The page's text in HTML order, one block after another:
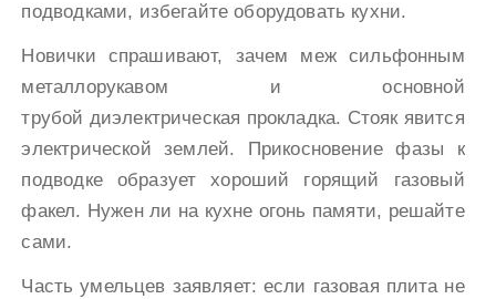
подводками, избегайте оборудовать кухни.
Новички спрашивают, зачем меж сильфонным
металлорукавом и основной
трубой диэлектрическая прокладка. Стояк явится
электрической землей. Прикосновение фазы к
подводке образует хороший горящий газовый
факел. Нужен ли на кухне огонь памяти, решайте
сами.
Часть умельцев заявляет: если газовая плита не